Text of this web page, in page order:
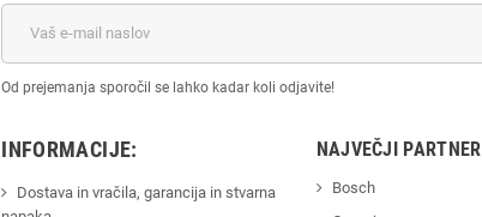
Od prejemanja sporočil se lahko kadar koli odjavite!
INFORMACIJE:
Dostava in vračila, garancija in stvarna
NAJVEČJI
Bosch